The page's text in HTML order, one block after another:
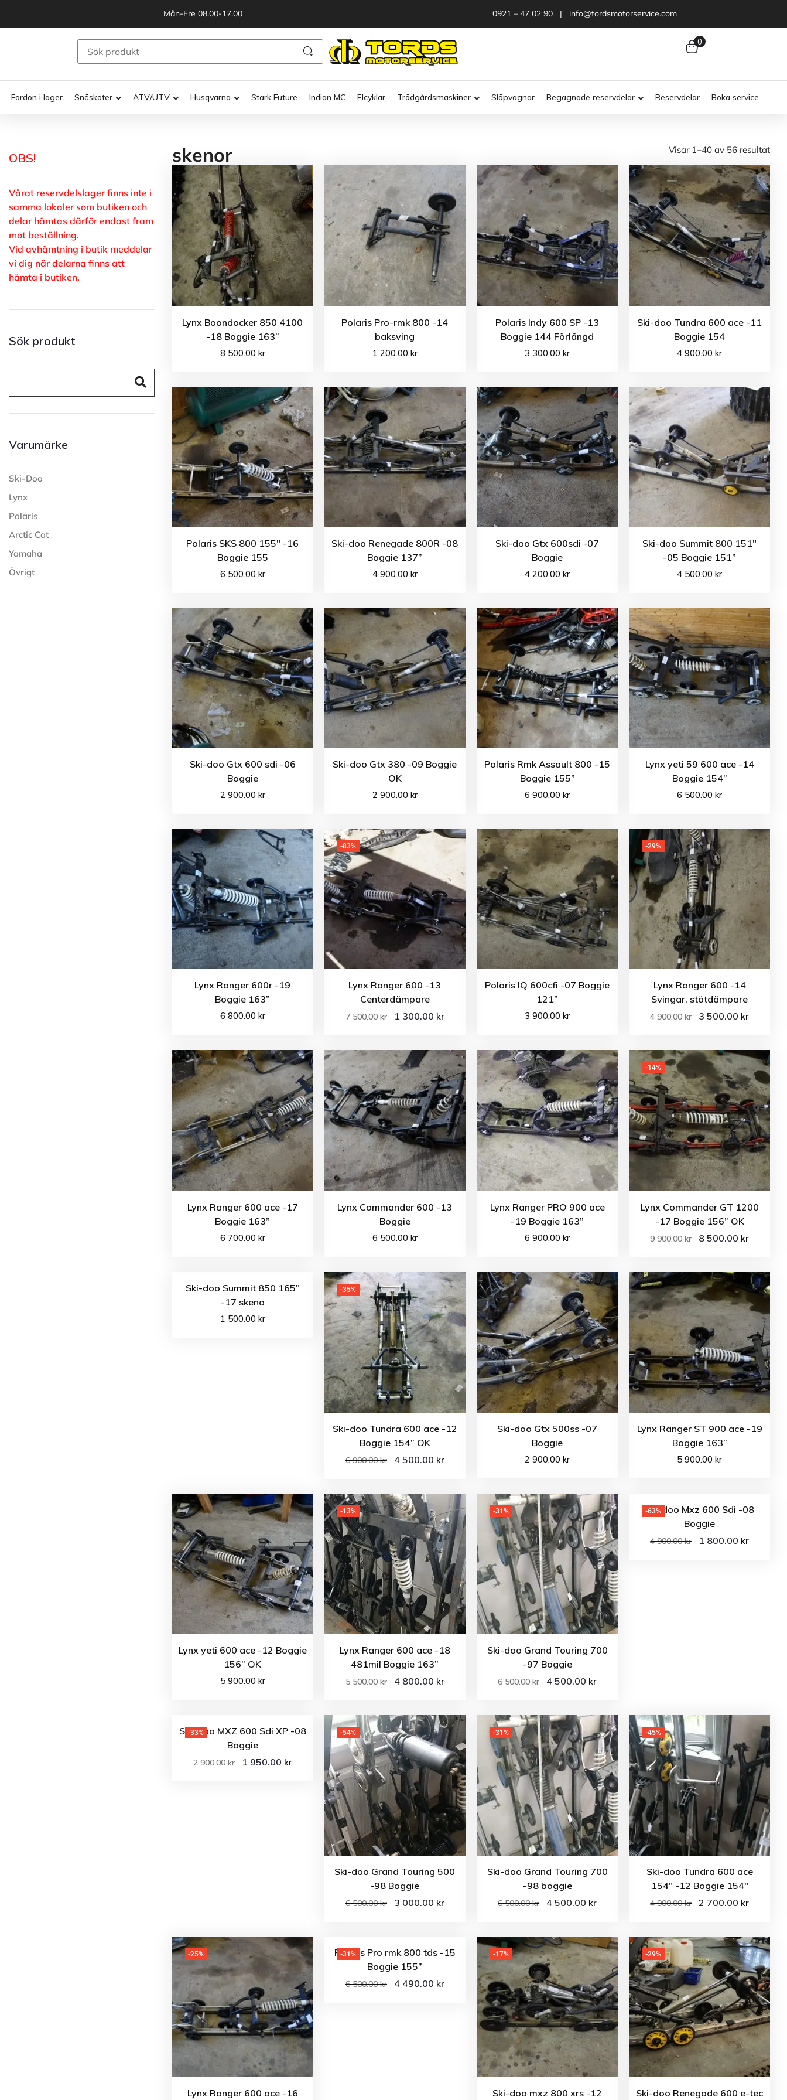
Mån-Fre 08.00-17.00 0921 – 47 02 90 | info@tordsmotorservice.com
0
Fordon i lager Snöskoter ATV/UTV Husqvarna Stark Future Indian MC Elcyklar Trädgårdsmaskiner Släpvagnar Begagnade reservdelar Reservdelar Boka service ···
OBS!
Vårat reservdelslager finns inte i
samma lokaler som butiken och
delar hämtas därför endast fram
mot beställning.
Vid avhämtning i butik meddelar
vi dig när delarna finns att
hämta i butiken.
Sök produkt
Varumärke
Ski-Doo
Lynx
Polaris
Arctic Cat
Yamaha
Övrigt
skenor Visar 1–40 av 56 resultat
Lynx Boondocker 850 4100
-18 Boggie 163”
8 500.00 kr
Polaris Pro-rmk 800 -14
baksving
1 200.00 kr
Polaris Indy 600 SP -13
Boggie 144 Förlängd
3 300.00kr
Ski-doo Tundra 600 ace -11
Boggie 154
4 900.00kr
Polaris SKS 800 155″ -16
Boggie 155
6 500.00 kr
Ski-doo Renegade 800R -08
Boggie 137”
4 900.00 kr
Ski-doo Gtx 600sdi -07
Boggie
4 200.00kr
Ski-doo Summit 800 151″
-05 Boggie 151”
4 500.00kr
Ski-doo Gtx 600 sdi -06
Boggie
2 900.00 kr
Ski-doo Gtx 380 -09 Boggie
OK
2 900.00 kr
Polaris Rmk Assault 800 -15
Boggie 155”
6 900.00kr
Lynx yeti 59 600 ace -14
Boggie 154”
6 500.00kr
Lynx Ranger 600r -19
Boggie 163”
6 800.00 kr
-83%
Lynx Ranger 600 -13
Centerdämpare
7 500.00kr 1 300.00 kr
Polaris IQ 600cfi -07 Boggie
121”
3 900.00kr
-29%
Lynx Ranger 600 -14
Svingar, stötdämpare
4 900.00kr 3 500.00 kr
Lynx Ranger 600 ace -17
Boggie 163”
6 700.00 kr
Lynx Commander 600 -13
Boggie
6 500.00 kr
Lynx Ranger PRO 900 ace
-19 Boggie 163”
6 900.00kr
-14%
Lynx Commander GT 1200
-17 Boggie 156” OK
9 900.00kr 8 500.00 kr
Ski-doo Summit 850 165″
-17 skena
1 500.00 kr
-35%
Ski-doo Tundra 600 ace -12
Boggie 154” OK
6 900.00kr 4 500.00 kr
Ski-doo Gtx 500ss -07
Boggie
2 900.00kr
Lynx Ranger ST 900 ace -19
Boggie 163”
5 900.00kr
Lynx yeti 600 ace -12 Boggie
156” OK
5 900.00 kr
-13%
Lynx Ranger 600 ace -18
481mil Boggie 163”
5 500.00kr 4 800.00 kr
-31%
Ski-doo Grand Touring 700
-97 Boggie
6 500.00kr 4 500.00 kr
-63%
Ski-doo Mxz 600 Sdi -08
Boggie
4 900.00kr 1 800.00 kr
-33%
Ski-Doo MXZ 600 Sdi XP -08
Boggie
2 900.00kr 1 950.00 kr
-54%
Ski-doo Grand Touring 500
-98 Boggie
6 500.00kr 3 000.00 kr
-31%
Ski-doo Grand Touring 700
-98 boggie
6 500.00kr 4 500.00 kr
-45%
Ski-doo Tundra 600 ace
154″ -12 Boggie 154″
4 900.00kr 2 700.00 kr
-25%
Lynx Ranger 600 ace -16
-31%
Polaris Pro rmk 800 tds -15
Boggie 155”
6 500.00kr 4 490.00 kr
-17%
Ski-doo mxz 800 xrs -12
-29%
Ski-doo Renegade 600 e-tec